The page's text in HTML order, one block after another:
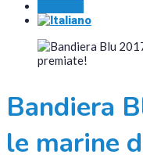
Bandiera
le marine